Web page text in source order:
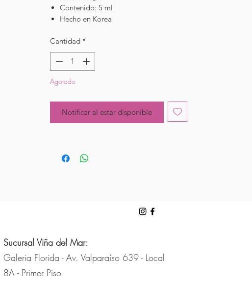
Contenido: 5 ml
Hecho en Korea
Cantidad *
Agotado
Notificar al estar disponible
Sucursal Viña del Mar:
Galeria Florida - Av. Valparaíso 639 - Local
8A - Primer Piso